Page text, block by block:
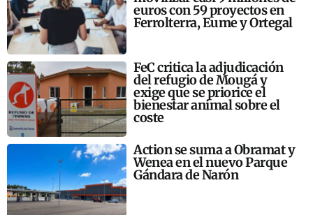
euros con 59 proyectos en
Ferrolterra, Eume y Ortegal
FeC critica la adjudicación
del refugio de Mougá y
exige que se priorice el
bienestar animal sobre el
coste
Action se suma a Obramat y
Wenea en el nuevo Parque
Gándara de Narón